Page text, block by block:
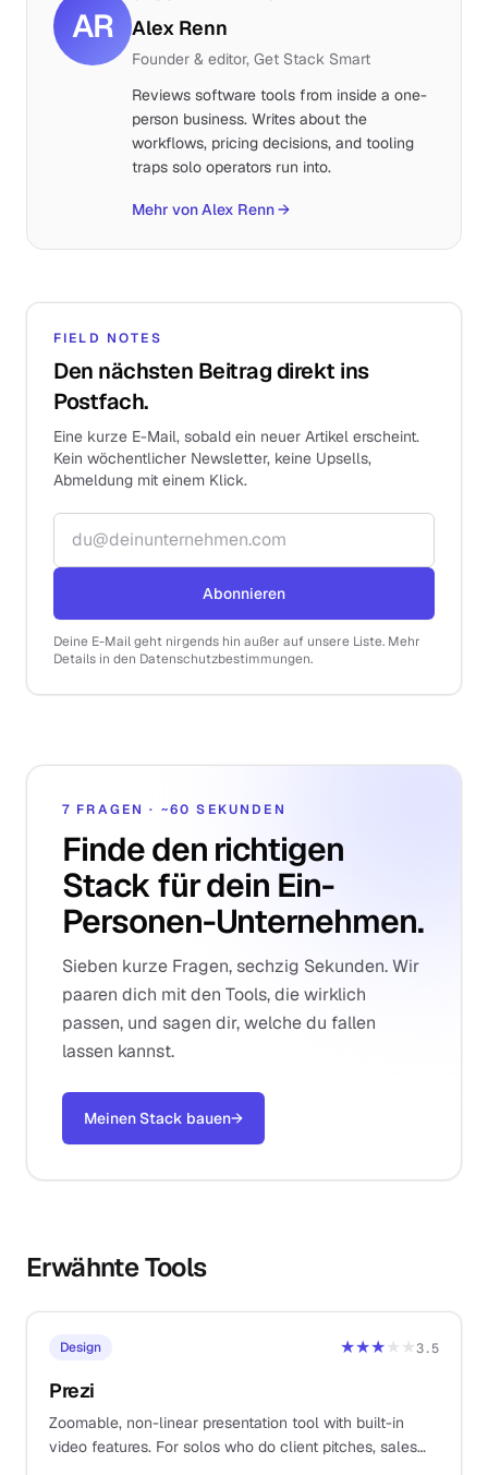
AR Alex Renn
Founder & editor, Get Stack Smart
Reviews software tools from inside a one-
person business. Writes about the
workflows, pricing decisions, and tooling
traps solo operators run into.
Mehr von Alex Renn→
FIELD NOTES
Den nächsten Beitrag direkt ins
Postfach.
Eine kurze E-Mail, sobald ein neuer Artikel erscheint.
Kein wöchentlicher Newsletter, keine Upsells,
Abmeldung mit einem Klick.
E-Mail-Adresse
Abonnieren
Deine E-Mail geht nirgends hin außer auf unsere Liste. Mehr
Details in den Datenschutzbestimmungen.
7 FRAGEN · ~60 SEKUNDEN
Finde den richtigen
Stack für dein Ein-
Personen-Unternehmen.
Sieben kurze Fragen, sechzig Sekunden. Wir
paaren dich mit den Tools, die wirklich
passen, und sagen dir, welche du fallen
lassen kannst.
Meinen Stack bauen→
Erwähnte Tools
Design ★★★★★3.5
Prezi
Zoomable, non-linear presentation tool with built-in
video features. For solos who do client pitches, sales